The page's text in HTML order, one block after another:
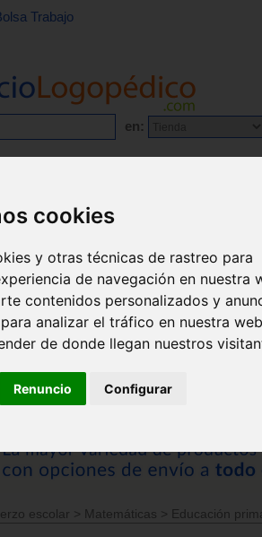
cookies
y otras técnicas de rastreo para
de navegación en nuestra
contenidos personalizados y
analizar el tráfico en nuestra
de donde llegan nuestros
Renuncio Configurar
Trabajo
en:
escolar > Matemáticas > Educación